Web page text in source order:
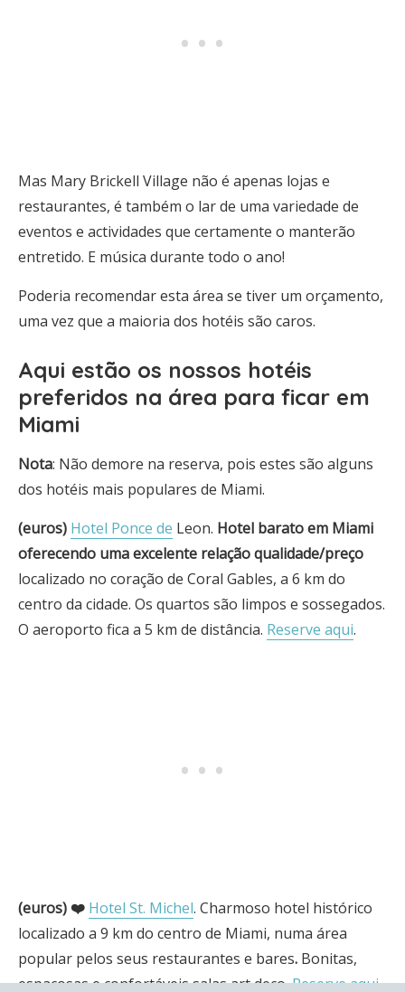
Mas Mary Brickell Village não é apenas lojas e
restaurantes, é também o lar de uma variedade de
eventos e actividades que certamente o manterão
entretido. E música durante todo o ano!
Poderia recomendar esta área se tiver um orçamento,
uma vez que a maioria dos hotéis são caros.
Aqui estão os nossos hotéis
preferidos na área para ficar em
Miami
Nota: Não demore na reserva, pois estes são alguns
dos hotéis mais populares de Miami.
(euros) Hotel Ponce de Leon. Hotel barato em Miami
oferecendo uma excelente relação qualidade/preço
localizado no coração de Coral Gables, a 6 km do
centro da cidade. Os quartos são limpos e sossegados.
O aeroporto fica a 5 km de distância. Reserve aqui.
(euros) ❤️ Hotel St. Michel. Charmoso hotel histórico
localizado a 9 km do centro de Miami, numa área
popular pelos seus restaurantes e bares. Bonitas,
espaçosas e confortáveis salas art deco.Reserve aqui.